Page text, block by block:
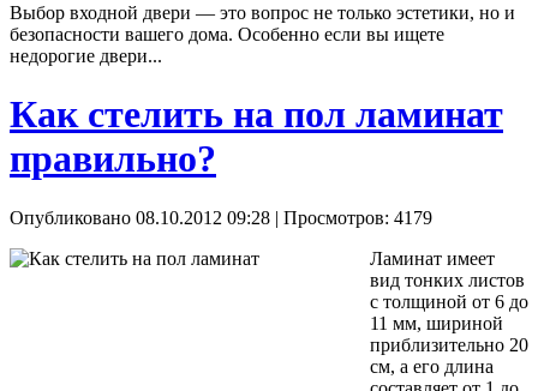
Выбор входной двери — это вопрос не только эстетики, но и
безопасности вашего дома. Особенно если вы ищете
недорогие двери...
Как стелить на пол ламинат
правильно?
Опубликовано 08.10.2012 09:28 | Просмотров: 4179
Ламинат имеет
вид тонких листов
с толщиной от 6 до
11 мм, шириной
приблизительно 20
см, а его длина